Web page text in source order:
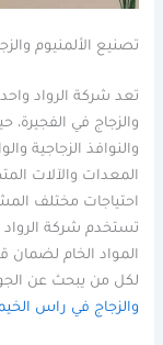
تصنيع الألمنيوم
تعد شركة الرواد
والزجاج في الفجيرة،
والنوافذ الزجاجية
المعدات والآلات
احتياجات مختلف
تستخدم شركة الرواد
المواد الخام لضمان
لكل من يبحث عن
والزجاج في راس